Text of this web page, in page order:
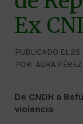
Ex
PUBLICADO EL
POR: AURA PÉREZ
De CNDH a
violencia